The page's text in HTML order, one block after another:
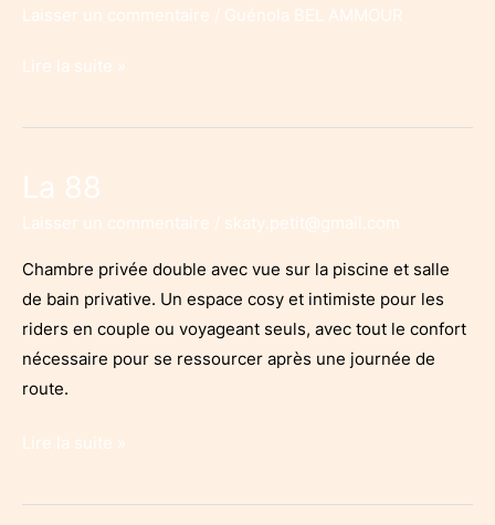
Laisser un commentaire / Guénola BEL AMMOUR
La
Lire la suite »
La 88
Laisser un commentaire / skaty.petit@gmail.com
Chambre privée double avec vue sur la piscine et salle
de bain privative. Un espace cosy et intimiste pour les
riders en couple ou voyageant seuls, avec tout le confort
nécessaire pour se ressourcer après une journée de
route.
La
Lire la suite »